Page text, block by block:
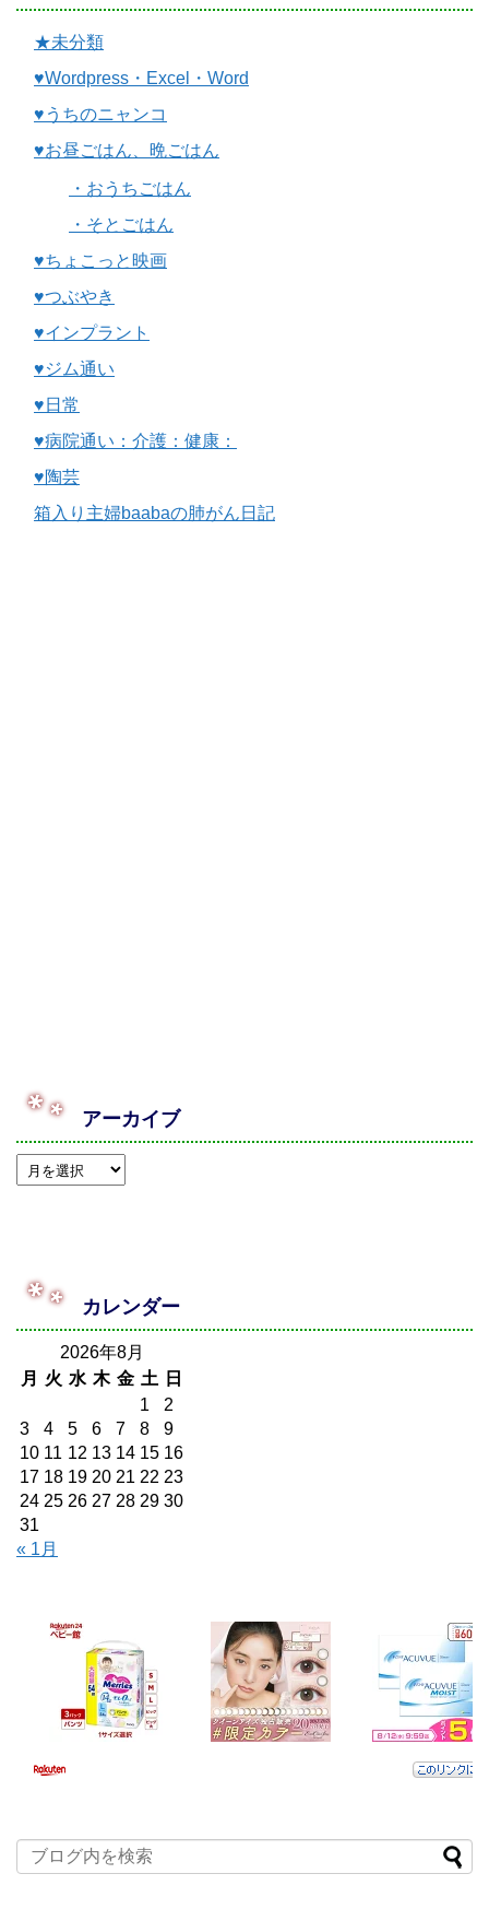
★未分類
♥Wordpress・Excel・Word
♥うちのニャンコ
♥お昼ごはん、晩ごはん
・おうちごはん
・そとごはん
♥ちょこっと映画
♥つぶやき
♥インプラント
♥ジム通い
♥日常
♥病院通い：介護：健康：
♥陶芸
箱入り主婦baabaの肺がん日記
アーカイブ
カレンダー
2026年8月
月
火 水 木 金 土
日
1
2
3
4 5 6 7 8
9
10 11 12 13 14 15 16
17 18 19 20 21 22 23
24 25 26 27 28 29 30
31
« 1月